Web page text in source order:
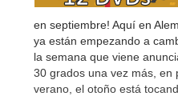
en septiembre! Aquí en
ya están empezando a
la semana que viene
30 grados una vez más, en
verano, el otoño está